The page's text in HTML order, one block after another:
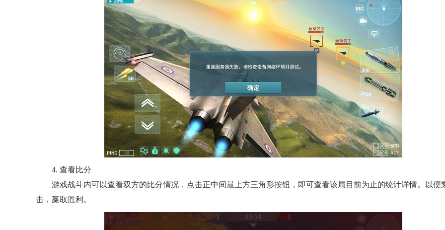
4. 查看比分
游戏战斗内可以查看双方的比分情况，点击正中间最上方三角形按钮，即可查看该局目前为止的统计详情。以便
击，赢取胜利。